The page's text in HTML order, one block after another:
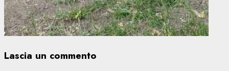
Lascia un commento